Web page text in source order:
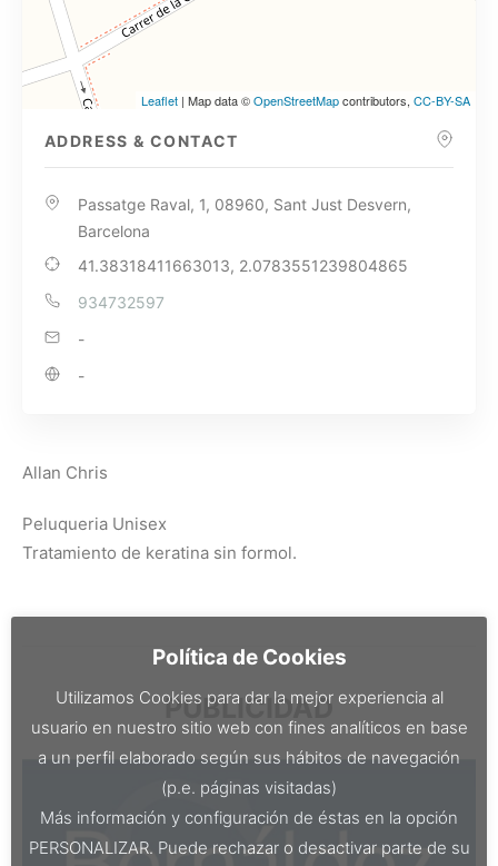
Leaflet | Map data ©OpenStreetMapcontributors, CC-BY-SA
ADDRESS & CONTACT
Passatge Raval, 1, 08960, Sant Just Desvern,
Barcelona
41.38318411663013, 2.0783551239804865
934732597
-
-
Allan Chris
Peluqueria Unisex
Tratamiento de keratina sin formol.
PUBLICIDAD
Política de Cookies
Utilizamos Cookies para dar la mejor experiencia al
usuario en nuestro sitio web con fines analíticos en base
a un perfil elaborado según sus hábitos de navegación
(p.e. páginas visitadas)
Más información y configuración de éstas en la opción
PERSONALIZAR. Puede rechazar o desactivar parte de su